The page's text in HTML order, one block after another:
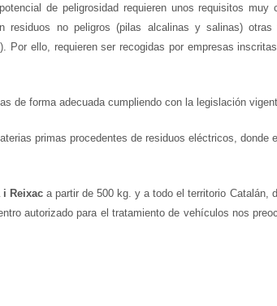
de peligrosidad requieren unos requisitos
residuos no peligros (pilas alcalinas y salinas)
ello, requieren ser recogidas por empresas
de forma adecuada cumpliendo con la legislación
primas procedentes de residuos eléctricos,
i Reixaca partir de 500 kg. y a todo el territorio Catalán,
autorizado para el tratamiento de vehículos nos